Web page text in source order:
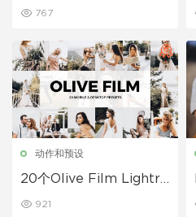
767
动作和预设
20个Olive Film Lightro
921